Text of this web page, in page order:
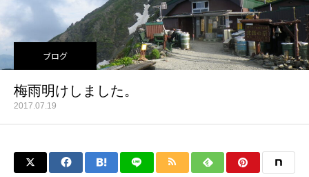
ブログ
梅雨明けしました。
2017.07.19